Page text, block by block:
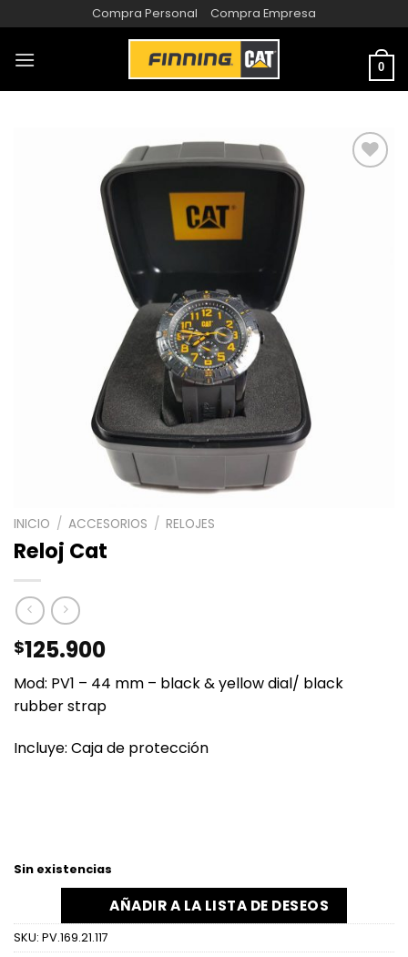
Compra Personal Compra Empresa
0
INICIO / ACCESORIOS / RELOJES
Reloj Cat
$125.900
Mod: PV1 – 44 mm – black & yellow dial/ black
rubber strap
Incluye: Caja de protección
Sin existencias
AÑADIR A LA LISTA DE DESEOS
SKU: PV.169.21.117